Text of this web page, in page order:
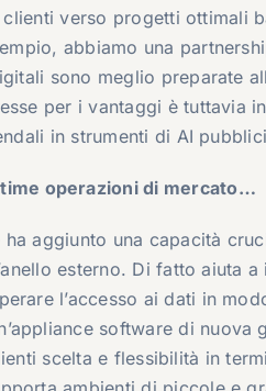
verso progetti ottimali
abbiamo una
sono meglio preparate
per i vantaggi è tuttavia
in strumenti di AI
operazioni di mercato…
aggiunto una capacità
esterno. Di fatto aiuta
l’accesso ai dati in
software di nuova
scelta e flessibilità in